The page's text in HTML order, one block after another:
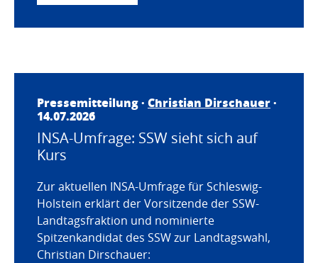
Pressemitteilung · Christian Dirschauer·
14.07.2026
INSA-Umfrage: SSW sieht sich auf
Kurs
Zur aktuellen INSA-Umfrage für Schleswig-
Holstein erklärt der Vorsitzende der SSW-
Landtagsfraktion und nominierte
Spitzenkandidat des SSW zur Landtagswahl,
Christian Dirschauer: